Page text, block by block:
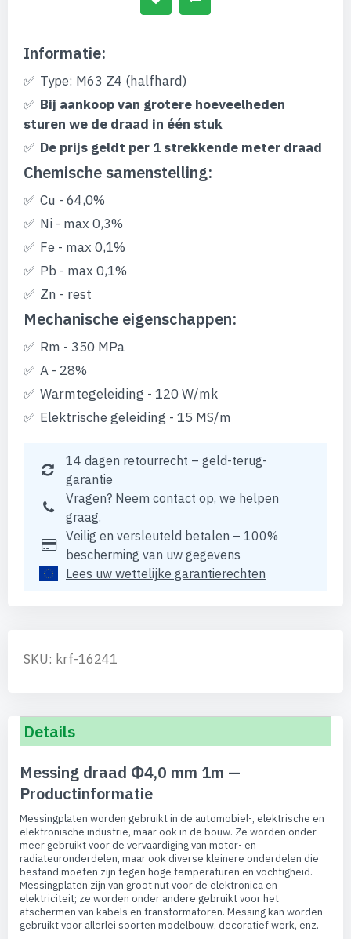
Informatie:
Type: M63 Z4 (halfhard)
Bij aankoop van grotere hoeveelheden
sturen we de draad in één stuk
De prijs geldt per 1 strekkende meter draad
Chemische samenstelling:
Cu - 64,0%
Ni - max 0,3%
Fe - max 0,1%
Pb - max 0,1%
Zn - rest
Mechanische eigenschappen:
Rm - 350 MPa
A - 28%
Warmtegeleiding - 120 W/mk
Elektrische geleiding - 15 MS/m
14 dagen retourrecht – geld-terug-
garantie
Vragen? Neem contact op, we helpen
graag.
Veilig en versleuteld betalen – 100%
bescherming van uw gegevens
Lees uw wettelijke garantierechten
SKU: krf-16241
Details
Messing draad Φ4,0 mm 1m —
Productinformatie
Messingplaten worden gebruikt in de automobiel-, elektrische en
elektronische industrie, maar ook in de bouw. Ze worden onder
meer gebruikt voor de vervaardiging van motor- en
radiateuronderdelen, maar ook diverse kleinere onderdelen die
bestand moeten zijn tegen hoge temperaturen en vochtigheid.
Messingplaten zijn van groot nut voor de elektronica en
elektriciteit; ze worden onder andere gebruikt voor het
afschermen van kabels en transformatoren. Messing kan worden
gebruikt voor allerlei soorten modelbouw, decoratief werk, enz.